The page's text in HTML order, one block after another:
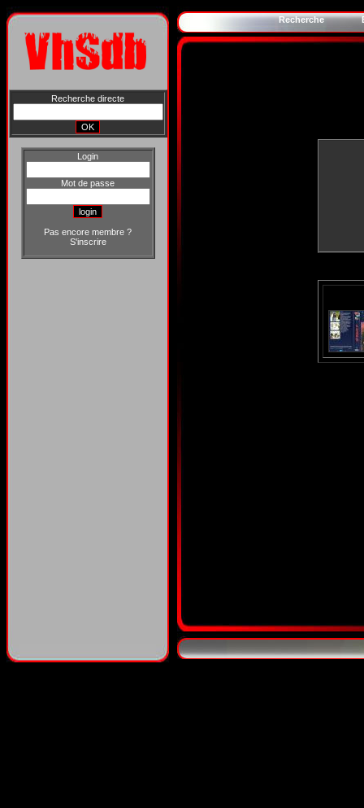
Recherche directe
Login
Mot de passe
Pas encore membre ?
S'inscrire
Recherche